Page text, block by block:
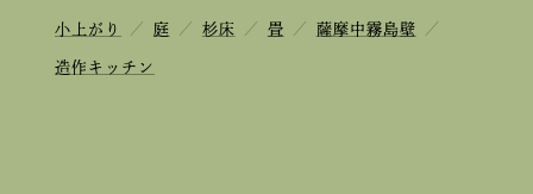
小上がり ／ 庭 ／ 杉床 ／ 畳 ／ 薩摩中霧島壁 ／
造作キッチン